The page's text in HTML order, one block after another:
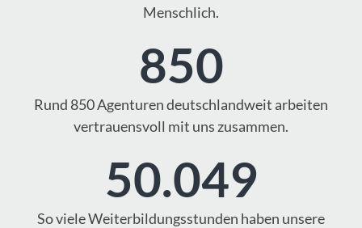
Menschlich.
850
Rund 850 Agenturen deutschlandweit arbeiten
vertrauensvoll mit uns zusammen.
50.049
So viele Weiterbildungsstunden haben unsere